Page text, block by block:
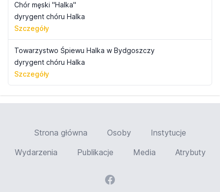
Chór męski "Halka"
dyrygent chóru Halka
Szczegóły
Towarzystwo Śpiewu Halka w Bydgoszczy
dyrygent chóru Halka
Szczegóły
Strona główna Osoby
Instytucje
Wydarzenia
Publikacje Media Atrybuty